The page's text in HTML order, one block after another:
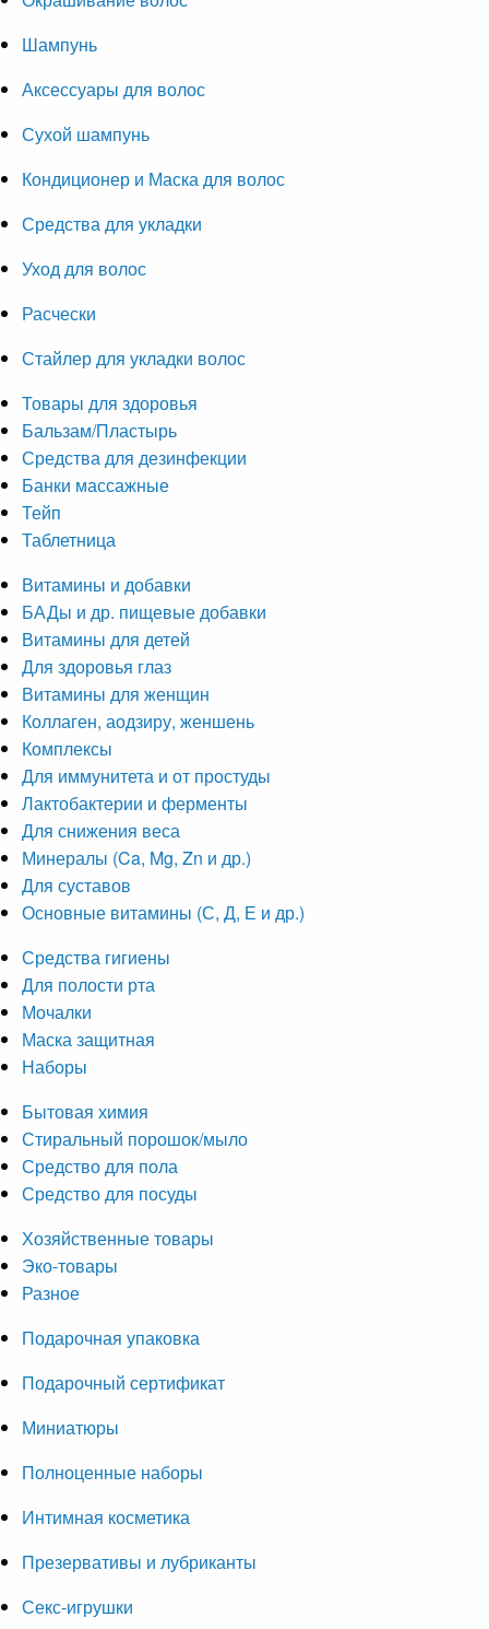
Шампунь
Аксессуары для волос
Сухой шампунь
Кондиционер и Маска для волос
Средства для укладки
Уход для волос
Расчески
Стайлер для укладки волос
Товары для здоровья
Бальзам/Пластырь
Средства для дезинфекции
Банки массажные
Тейп
Таблетница
Витамины и добавки
БАДы и др. пищевые добавки
Витамины для детей
Для здоровья глаз
Витамины для женщин
Коллаген, аодзиру, женшень
Комплексы
Для иммунитета и от простуды
Лактобактерии и ферменты
Для снижения веса
Минералы (Ca, Mg, Zn и др.)
Для суставов
Основные витамины (С, Д, Е и др.)
Средства гигиены
Для полости рта
Мочалки
Маска защитная
Наборы
Бытовая химия
Стиральный порошок/мыло
Средство для пола
Средство для посуды
Хозяйственные товары
Эко-товары
Разное
Подарочная упаковка
Подарочный сертификат
Миниатюры
Полноценные наборы
Интимная косметика
Презервативы и лубриканты
Секс-игрушки